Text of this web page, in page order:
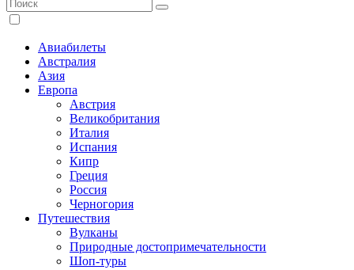
Авиабилеты
Австралия
Азия
Европа
Австрия
Великобритания
Италия
Испания
Кипр
Греция
Россия
Черногория
Путешествия
Вулканы
Природные достопримечательности
Шоп-туры